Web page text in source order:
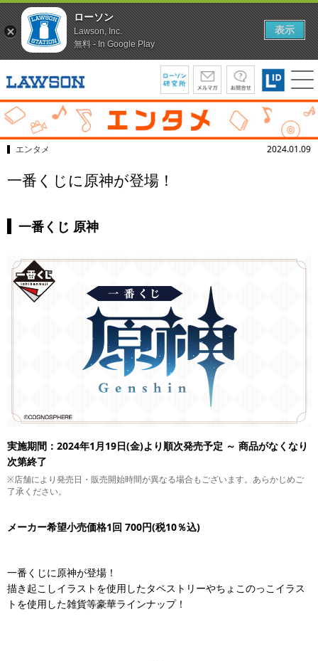
エンタメ 2024.01.09
一番くじに原神が登場！
一番くじ 原神
実施期間：2024年1月19日(金)より順次発売予定 ～ 商品がなくなり
次第終了
※店舗により発売日・販売開始時間が異なる場合もございます。あらかじめご
了承ください。
メーカー希望小売価格1回 700円(税10％込)
一番くじに原神が登場！
描き起こしイラストを使用したタペストリーやちょこのっこイラス
トを使用した雑貨等豪華ラインナップ！
ローソン
Lawson, Inc.
無料 - In Google Play
表示